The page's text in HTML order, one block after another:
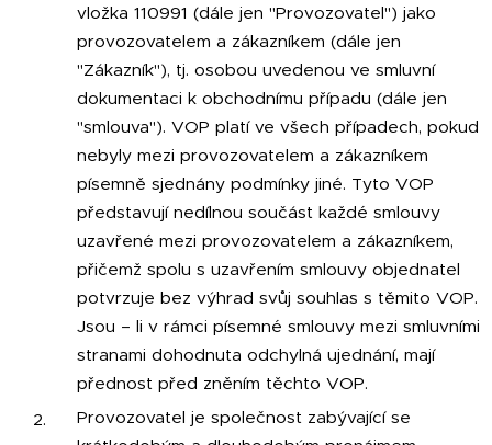
vložka 110991 (dále jen "Provozovatel") jako
provozovatelem a zákazníkem (dále jen
"Zákazník"), tj. osobou uvedenou ve smluvní
dokumentaci k obchodnímu případu (dále jen
"smlouva"). VOP platí ve všech případech, pokud
nebyly mezi provozovatelem a zákazníkem
písemně sjednány podmínky jiné. Tyto VOP
představují nedílnou součást každé smlouvy
uzavřené mezi provozovatelem a zákazníkem,
přičemž spolu s uzavřením smlouvy objednatel
potvrzuje bez výhrad svůj souhlas s těmito VOP.
Jsou – li v rámci písemné smlouvy mezi smluvními
stranami dohodnuta odchylná ujednání, mají
přednost před zněním těchto VOP.
Provozovatel je společnost zabývající se